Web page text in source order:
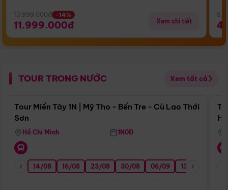
13.999.000đ -14%
11.999.000đ Xem chi tiết
TOUR TRONG NƯỚC Xem tất cả
Điểm nổi bật
Tour Miền Tây 1N | Mỹ Tho - Bến Tre - Cù Lao Thới
Sơn
Hồ Chí Minh 1N0Đ
14/08 16/08 23/08 30/08 06/09 13/09